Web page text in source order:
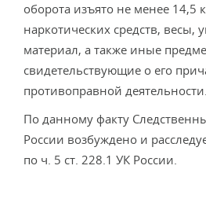
оборота изъято не менее 14,5
наркотических средств, весы,
материал, а также иные
свидетельствующие о его
противоправной деятельности.
По данному факту
России возбуждено и
по ч. 5 ст. 228.1 УК России.